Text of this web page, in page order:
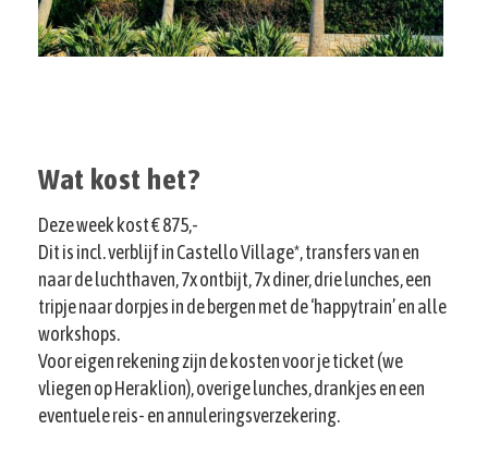
Wat kost het?
Deze week kost € 875,-
Dit is incl. verblijf in Castello Village*, transfers van en
naar de luchthaven, 7x ontbijt, 7x diner, drie lunches, een
tripje naar dorpjes in de bergen met de ‘happytrain’ en alle
workshops.
Voor eigen rekening zijn de kosten voor je ticket (we
vliegen op Heraklion), overige lunches, drankjes en een
eventuele reis- en annuleringsverzekering.